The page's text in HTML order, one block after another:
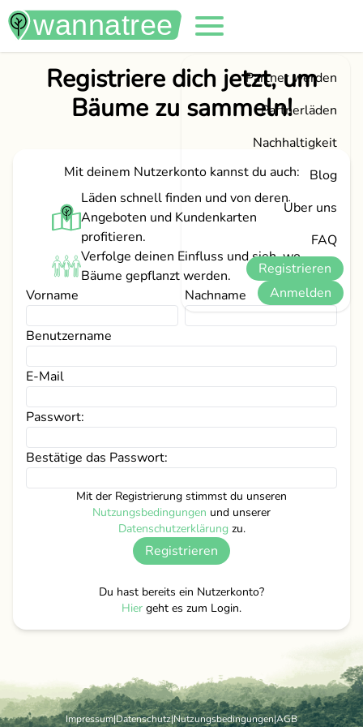
Partner werden
Partnerläden
Nachhaltigkeit
Blog
Über uns
FAQ
Registrieren
Anmelden
Registriere dich jetzt, um
Bäume zu sammeln!
Mit deinem Nutzerkonto kannst du auch:
Läden schnell finden und von deren
Angeboten und Kundenkarten
profitieren.
Verfolge deinen Einfluss und sieh, wo
Bäume gepflanzt werden.
Vorname
Nachname
Benutzername
E-Mail
Passwort:
Bestätige das Passwort:
Mit der Registrierung stimmst du unseren
Nutzungsbedingungen und unserer
Datenschutzerklärung zu.
Registrieren
Du hast bereits ein Nutzerkonto?
Hier geht es zum Login.
Impressum|Datenschutz|Nutzungsbedingungen|AGB